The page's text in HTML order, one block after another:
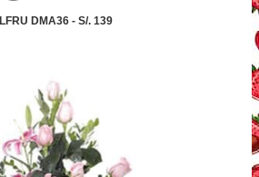
LFRU DMA36 - S/. 139